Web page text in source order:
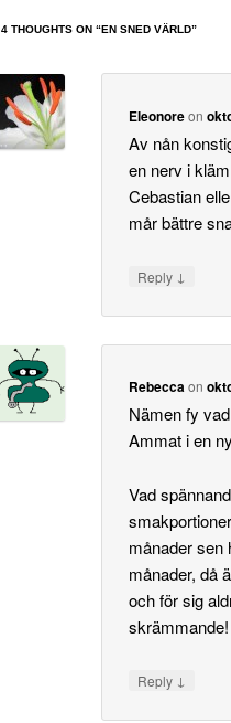
4 THOUGHTS ON “EN SNED VÄRLD”
Eleonoreon
Av nån
en nerv i
Cebastian
mår bättre
Reply ↓
Rebeccaon
Nämen fy
Ammat i en
Vad
månader sen
månader, då
och för sig
skrämmande!
Reply ↓